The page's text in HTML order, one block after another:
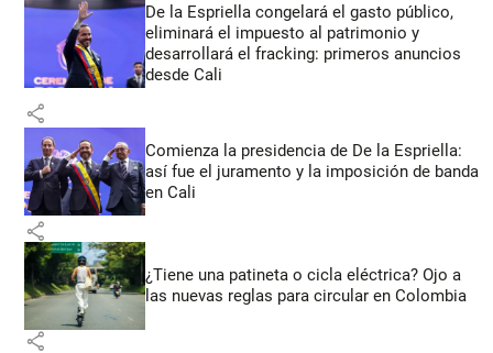
De la Espriella congelará el gasto público,
eliminará el impuesto al patrimonio y
desarrollará el fracking: primeros anuncios
desde Cali
share
Comienza la presidencia de De la Espriella:
así fue el juramento y la imposición de banda
en Cali
share
¿Tiene una patineta o cicla eléctrica? Ojo a
las nuevas reglas para circular en Colombia
share